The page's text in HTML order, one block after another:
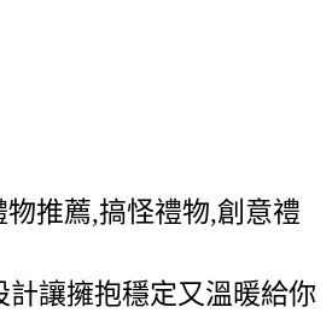
推薦,搞怪禮物,創意禮
讓擁抱穩定又溫暖給你